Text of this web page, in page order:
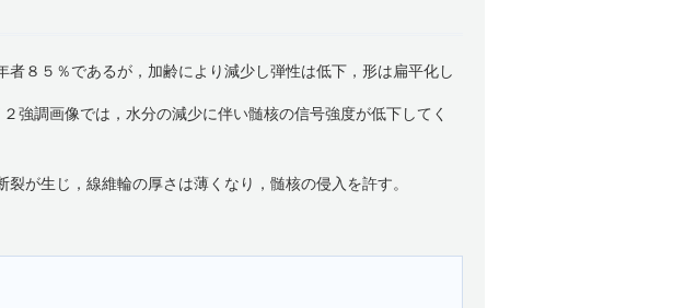
者８５％であるが，加齢により減少し弾性は低下，形は扁平化し
調画像では，水分の減少に伴い髄核の信号強度が低下してく
裂が生じ，線維輪の厚さは薄くなり，髄核の侵入を許す。